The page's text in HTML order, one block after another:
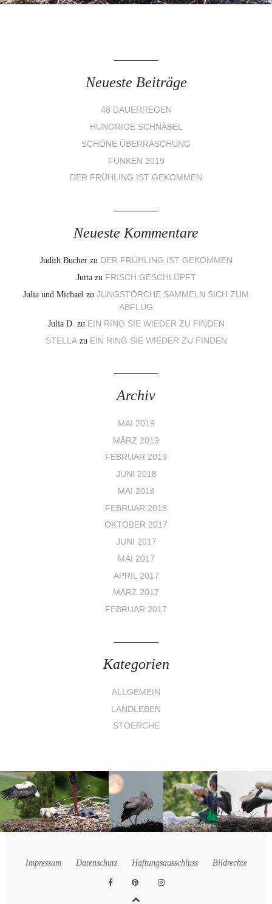
Neueste Beiträge
48 DAUERREGEN
HUNGRIGE SCHNÄBEL
SCHÖNE ÜBERRASCHUNG
FUNKEN 2019
DER FRÜHLING IST GEKOMMEN
Neueste Kommentare
Judith Bucherzu DER FRÜHLING IST GEKOMMEN
Juttazu FRISCH GESCHLÜPFT
Julia und Michael zu JUNGSTÖRCHE SAMMELN SICH ZUM
ABFLUG
Julia D. zu EIN RING SIE WIEDER ZU FINDEN
STELLAzu EIN RING SIE WIEDER ZU FINDEN
Archiv
MAI 2019
MÄRZ 2019
FEBRUAR 2019
JUNI 2018
MAI 2018
FEBRUAR 2018
OKTOBER 2017
JUNI 2017
MAI 2017
APRIL 2017
MÄRZ 2017
FEBRUAR 2017
Kategorien
ALLGEMEIN
LANDLEBEN
STOERCHE
Impressum Datenschutz Haftungsausschluss Bildrechte